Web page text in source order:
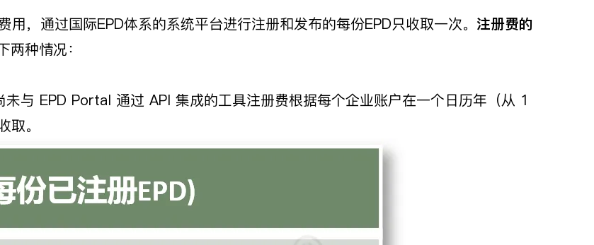
用，通过国际EPD体系的系统平台进行注册和发布的每份EPD只收取一次。 注册费的
两种情况：
与 EPD Portal 通过 API 集成的工具注册费根据每个企业账户在一个日历年（从 1
。